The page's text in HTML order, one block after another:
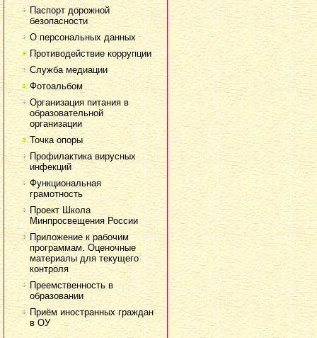
Паспорт дорожной
безопасности
О персональных данных
Противодействие коррупции
Служба медиации
Фотоальбом
Организация питания в
образовательной
организации
Точка опоры
Профилактика вирусных
инфекций
Функциональная
грамотность
Проект Школа
Минпросвещения России
Приложение к рабочим
программам. Оценочные
материалы для текущего
контроля
Преемственность в
образовании
Приём иностранных граждан
в ОУ